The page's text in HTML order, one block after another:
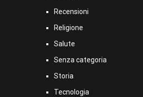
Recensioni
Religione
Salute
Senza categoria
Storia
Tecnologia